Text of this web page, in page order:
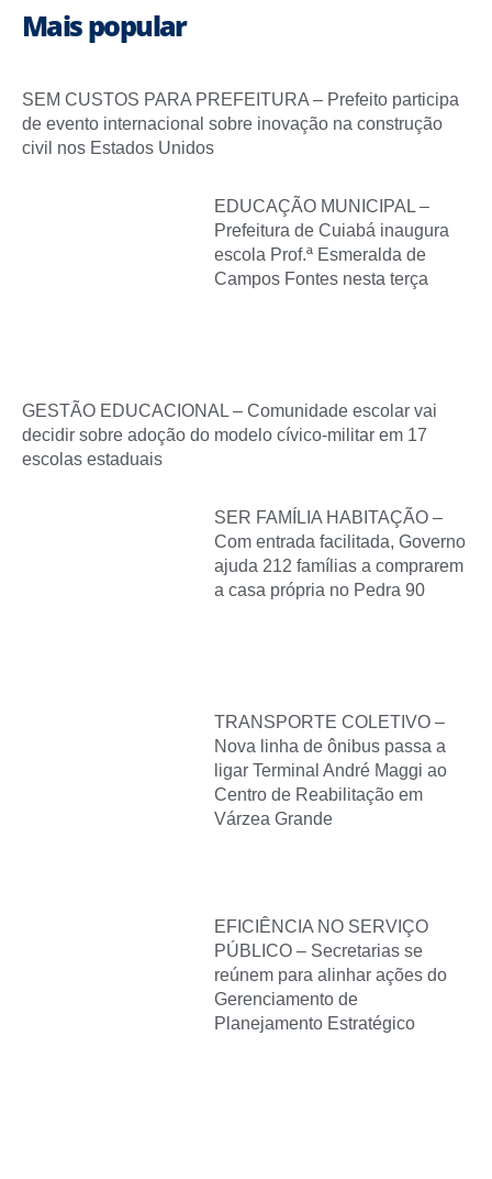
Mais popular
SEM CUSTOS PARA PREFEITURA – Prefeito participa
de evento internacional sobre inovação na construção
civil nos Estados Unidos
EDUCAÇÃO MUNICIPAL –
Prefeitura de Cuiabá inaugura
escola Prof.ª Esmeralda de
Campos Fontes nesta terça
GESTÃO EDUCACIONAL – Comunidade escolar vai
decidir sobre adoção do modelo cívico-militar em 17
escolas estaduais
SER FAMÍLIA HABITAÇÃO –
Com entrada facilitada, Governo
ajuda 212 famílias a comprarem
a casa própria no Pedra 90
TRANSPORTE COLETIVO –
Nova linha de ônibus passa a
ligar Terminal André Maggi ao
Centro de Reabilitação em
Várzea Grande
EFICIÊNCIA NO SERVIÇO
PÚBLICO – Secretarias se
reúnem para alinhar ações do
Gerenciamento de
Planejamento Estratégico